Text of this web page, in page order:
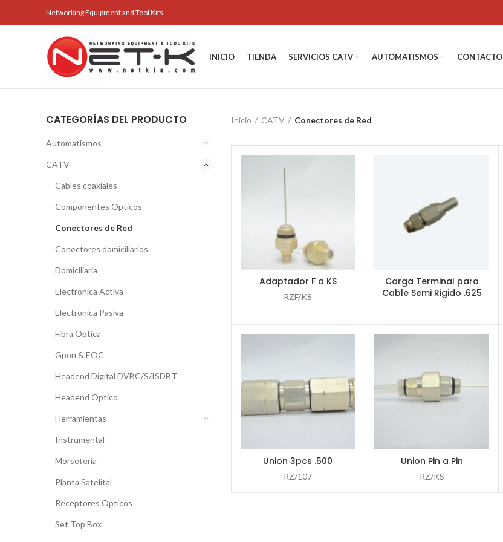
Networking Equipment and Tool Kits
INICIO TIENDA SERVICIOS CATV AUTOMATISMOS CONTACTO
CATEGORÍAS DEL PRODUCTO
Automatismos
CATV
Cables coaxiales
Componentes Opticos
Conectores de Red
Conectores domiciliarios
Domiciliaria
Electronica Activa
Electronica Pasiva
Fibra Optica
Gpon & EOC
Headend Digital DVBC/S/ISDBT
Headend Optico
Herramientas
Instrumental
Morseteria
Planta Satelital
Receptores Opticos
Set Top Box
Inicio CATV Conectores de Red
LEER MÁS
Adaptador F a KS
RZF/KS
LEER MÁS
Carga Terminal para
Cable Semi Rigido .625
LEER MÁS
Union 3pcs .500
RZ/107
LEER MÁS
Union Pin a Pin
RZ/KS